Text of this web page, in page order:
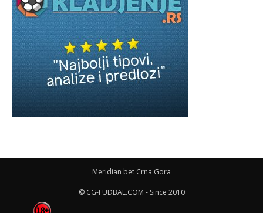
Meridian bet Crna Gora
© CG-FUDBAL.COM - Since 2010